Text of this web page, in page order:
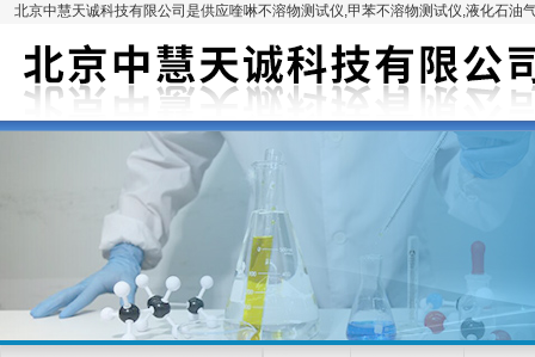
北京中慧天诚科技有限公司是供应喹啉不溶物测试仪,甲苯不溶物测试仪,液化石油